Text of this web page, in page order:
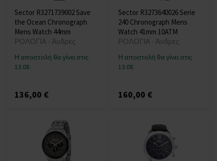
Sector R3271739002 Save
the Ocean Chronograph
Mens Watch 44mm
ΡΟΛΟΓΙΑ - Άνδρες
Η αποστολή θα γίνει στις
13.08.
136,00 €
Sector R3273640026 Serie
240 Chronograph Mens
Watch 41mm 10ATM
ΡΟΛΟΓΙΑ - Άνδρες
Η αποστολή θα γίνει στις
13.08.
160,00 €